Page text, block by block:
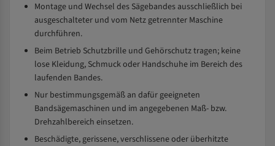
Montage und Wechsel des Sägebandes ausschließlich bei
ausgeschalteter und vom Netz getrennter Maschine
durchführen.
Beim Betrieb Schutzbrille und Gehörschutz tragen; keine
lose Kleidung, Schmuck oder Handschuhe im Bereich des
laufenden Bandes.
Nur bestimmungsgemäß an dafür geeigneten
Bandsägemaschinen und im angegebenen Maß- bzw.
Drehzahlbereich einsetzen.
Beschädigte, gerissene, verschlissene oder überhitzte